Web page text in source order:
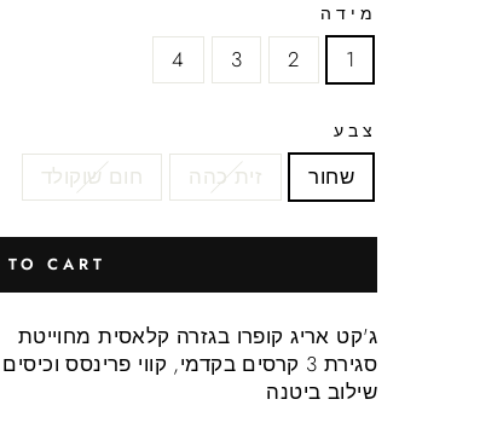
מידה
1
2
3
4
צבע
שחור זית כהה חום שוקולד
CART
ג'קט אריג קופרו בגזרה קלאסית מחוייטת
סגירת 3 קרסים בקדמי, קווי פרינסס וכיסים עם קלפות
שילוב ביטנה